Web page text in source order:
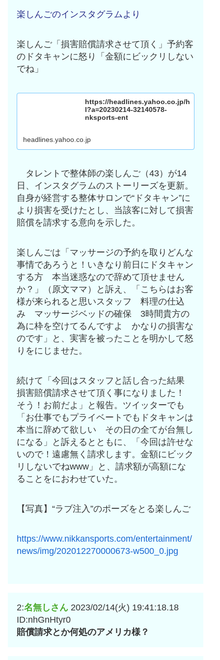
楽しんごのインスタグラムより
楽しんご「損害賠償請求させて頂く」予約客
のドタキャンに怒り「金額にビックリしない
でね」
https://headlines.yahoo.co.jp/h
l?a=20230214-32140578-
nksports-ent
headlines.yahoo.co.jp
タレントで整体師の楽しんご（43）が14
日、インスタグラムのストーリーズを更新。
自身が経営する整体サロンで“ドタキャン”に
より損害を受けたとし、当該客に対して損害
賠償を請求する意向を示した。
楽しんごは「マッサージの予約を取りどんな
事情であろうと！いきなり前日にドタキャン
する方 本当迷惑なので辞めて頂せません
か？」（原文ママ）と訴え、「こちらはお客
様が来られると思いスタッフ 料理の仕込
み マッサージベッドの確保 3時間貴方の
為に枠を空けてるんですよ かなりの損害な
のです」と、実害を被ったことを明かして怒
りをにじませた。
続けて「今回はスタッフと話し合った結果
損害賠償請求させて頂く事になりました！
そう！お前だよ」と報告。ツイッターでも
「お仕事でもプライベートでもドタキャンは
本当に辞めて欲しい その日の全てが台無し
になる」と訴えるとともに、「今回は許せな
いので！遠慮無く請求します。金額にビック
リしないでねwww」と、請求額が高額にな
ることをにおわせていた。
【写真】“ラブ注入”のポーズをとる楽しんご
https://www.nikkansports.com/entertainment/
news/img/202012270000673-w500_0.jpg
2:名無しさん 2023/02/14(火) 19:41:18.18
ID:nhGnHtyr0
賠償請求とか何処のアメリカ様？